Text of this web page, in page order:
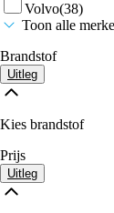
Volvo(38)
Toon alle
Brandstof
Uitleg
Kies brandstof
Prijs
Uitleg